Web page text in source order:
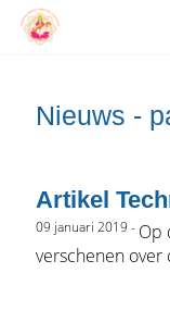
Nieuws -
Artikel
09 januari 2019 - Op
verschenen over